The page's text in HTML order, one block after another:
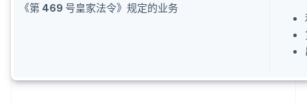
《第 469 号皇家法令》规定的业务